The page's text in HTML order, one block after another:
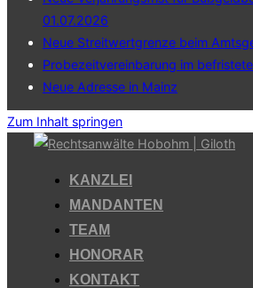
01.07.2026
Neue Streitwertgrenze beim
Probezeitvereinbarung im
Neue Adresse in Mainz
Zum Inhalt springen
KANZLEI
MANDANTEN
TEAM
HONORAR
KONTAKT